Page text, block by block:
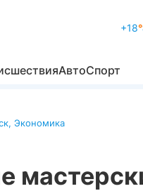
+18°
АвтоСпорт
, Экономика